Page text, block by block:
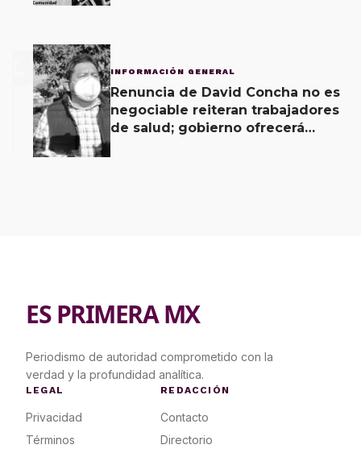
3 INFORMACIÓN GENERAL
Renuncia de David Concha no es
negociable reiteran trabajadores
de salud; gobierno ofrecerá
ES PRIMERA MX
Periodismo de autoridad comprometido con la
verdad y la profundidad analítica.
LEGAL
Privacidad
Términos
REDACCIÓN
Contacto
Directorio